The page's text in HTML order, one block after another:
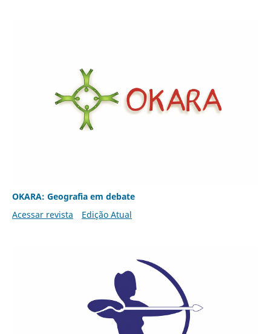
OKARA: Geografia em debate
Acessar revista
Edição Atual